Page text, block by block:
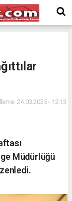
24.03.2025 - 12:13
Müdürlüğü